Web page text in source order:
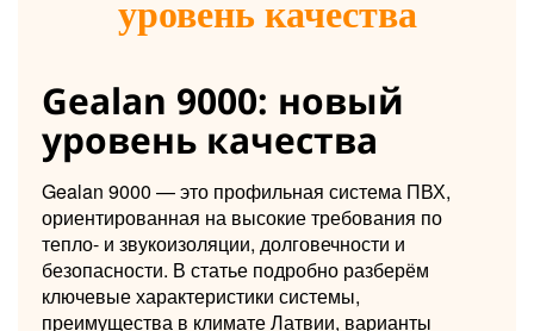
уровень качества
Gealan 9000: новый
уровень качества
Gealan 9000 — это профильная система ПВХ,
ориентированная на высокие требования по
тепло- и звукоизоляции, долговечности и
безопасности. В статье подробно разберём
ключевые характеристики системы,
преимущества в климате Латвии, варианты